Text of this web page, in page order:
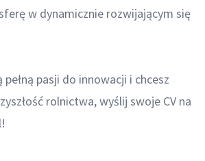
w dynamicznie rozwijającym się
pasji do innowacji i chcesz
rolnictwa, wyślij swoje CV na